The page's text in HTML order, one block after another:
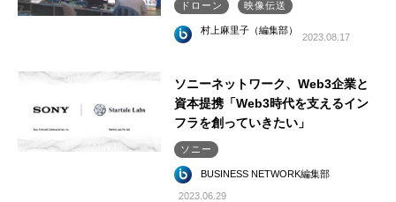
ドローン
映像伝送
村上麻里子（編集部）
2023.08.17
ソニーネットワーク、Web3企業と
資本提携「Web3時代を支えるイン
フラを創っていきたい」
ソニー
BUSINESS NETWORK編集部
2023.06.29